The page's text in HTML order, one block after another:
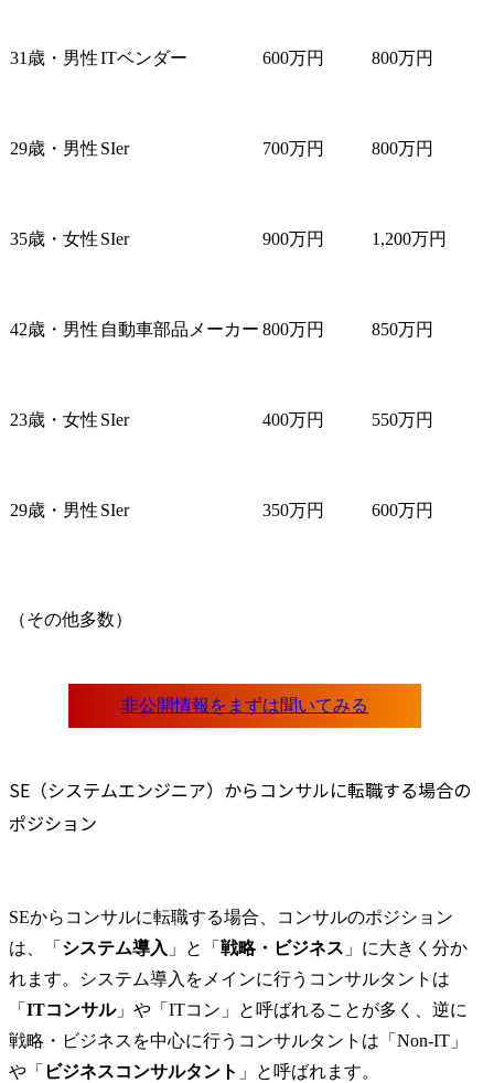
31歳・男性ITベンダー 600万円 800万円
29歳・男性 SIer 700万円 800万円
35歳・女性 SIer 900万円 1,200万円
42歳・男性 自動車部品メーカー 800万円 850万円
23歳・女性 SIer 400万円 550万円
29歳・男性 SIer 350万円 600万円
（その他多数）
SE（システムエンジニア）からコンサルに転職する場合の
ポジション
SEからコンサルに転職する場合、コンサルのポジション
は、「 システム導入 」と「 戦略・ビジネス 」に大きく分か
れます。システム導入をメインに行うコンサルタントは
「 ITコンサル」や「ITコン」と呼ばれることが多く、逆に
戦略・ビジネスを中心に行うコンサルタントは「Non-IT」
や「 ビジネスコンサルタント 」と呼ばれます。